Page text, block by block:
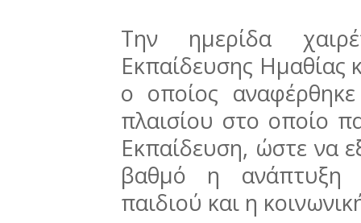
Την ημερίδα
Εκπαίδευσης Ημαθίας
ο οποίος
πλαισίου στο οποίο
Εκπαίδευση, ώστε να
βαθμό η ανάπτυξη
παιδιού και η